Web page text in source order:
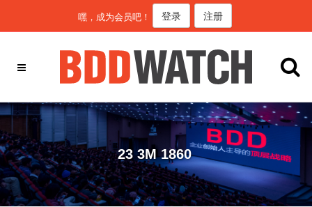
嘿，成为会员吧！ 登录 注册
23 3M 1860